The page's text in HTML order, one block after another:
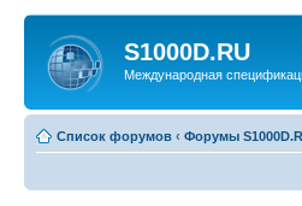
S1000D.RU
Международная
Список форумов ‹ Форумы